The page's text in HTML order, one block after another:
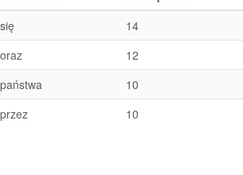
się
14
oraz
12
państwa
10
przez
10